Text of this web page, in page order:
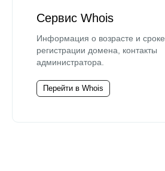
Сервис Whois
Информация о возрасте и сроке
регистрации домена, контакты
администратора.
Перейти в Whois